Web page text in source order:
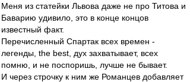
Меня из статейки Львова даже не про Титова и
Баварию удивило, это в конце концов
известный факт.
Перечисленный Спартак всех времен -
легенды, the best, дух захватывает, всех
помню, и не поспоришь, лучше не бывает.
И через строчку к ним же Романцев добавляет